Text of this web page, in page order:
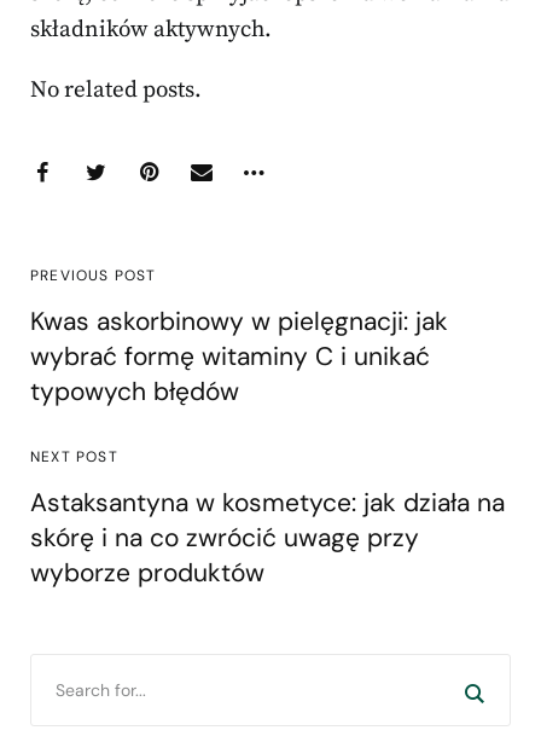
składników aktywnych.
No related posts.
PREVIOUS POST
Kwas askorbinowy w pielęgnacji: jak
wybrać formę witaminy C i unikać
typowych błędów
NEXT POST
Astaksantyna w kosmetyce: jak działa na
skórę i na co zwrócić uwagę przy
wyborze produktów